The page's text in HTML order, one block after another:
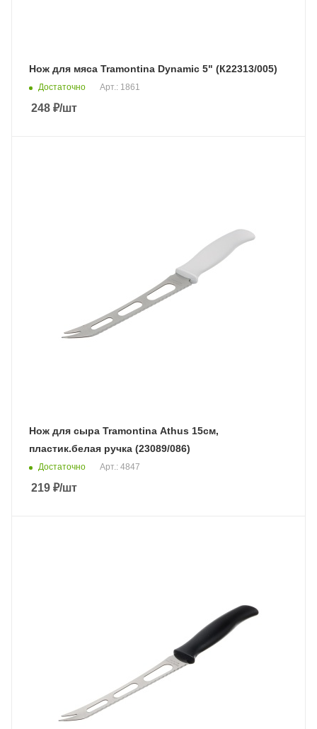
Нож для мяса Tramontina Dynamic 5" (К22313/005)
Достаточно Арт.: 1861
248 ₽/шт
Нож для сыра Tramontina Athus 15см,
пластик.белая ручка (23089/086)
Достаточно Арт.: 4847
219 ₽/шт